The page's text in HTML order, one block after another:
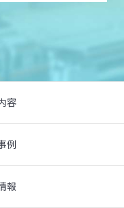
容
例
報